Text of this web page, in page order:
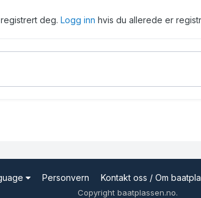
deg. Logg inn hvis du allerede er
Personvern Kontakt oss / Om
Copyright baatplassen.no.